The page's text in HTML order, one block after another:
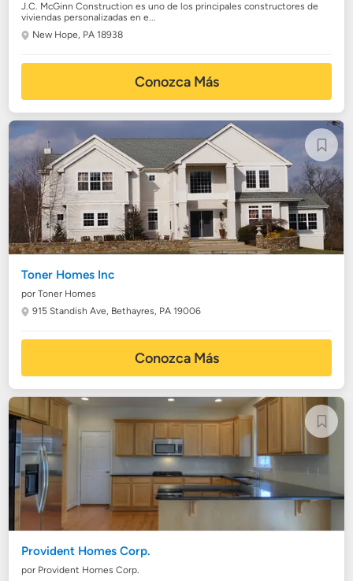
J.C. McGinn Construction es uno de los principales constructores de
viviendas personalizadas en e...
New Hope, PA 18938
Conozca Más
Toner Homes Inc
por Toner Homes
915 Standish Ave, Bethayres, PA 19006
Conozca Más
Provident Homes Corp.
por Provident Homes Corp.